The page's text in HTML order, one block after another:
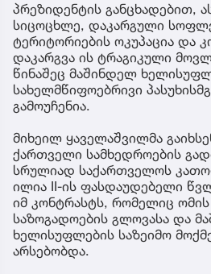
პრეზიდენტის განცხადებით,
სიცოცხლე, დაკარგული
ტერიტორიების ოკუპაცია და
დაკარგვა ის ტრაგიკული
წინაშეც მაშინდელ
სახელმწიფოებრივი
გამოუჩენია.
მიხეილ ყაველაშვილმა
ქართველი სამხედროების
სრულიად საქართველოს
ილია II-ის ფასდაუდებელი
იმ კონტრასტს, რომელიც
საზოგადოების გლოვასა და
ხელისუფლების საზეიმო
არსებობდა.